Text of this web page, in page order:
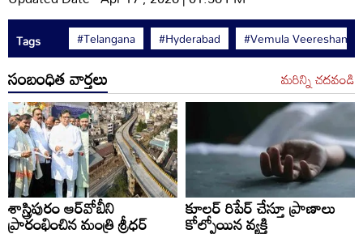
Tags #Telangana #Hyderabad #Vemula Veeresham
సంబంధిత వార్తలు మరిన్ని చదవండి
శాస్త్రిపురం ఆర్‌వోబీని
ప్రారంభించిన మంత్రి శ్రీధర్
కూలర్ రిపేర్ చేస్తూ ప్రాణాలు
కోల్పోయిన వ్యక్తి